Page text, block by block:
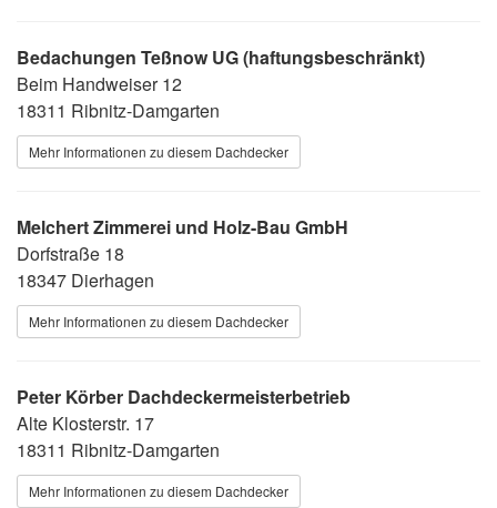
Bedachungen Teßnow UG (haftungsbeschränkt)
Beim Handweiser 12
18311 Ribnitz-Damgarten
Mehr Informationen zu diesem Dachdecker
Melchert Zimmerei und Holz-Bau GmbH
Dorfstraße 18
18347 Dierhagen
Mehr Informationen zu diesem Dachdecker
Peter Körber Dachdeckermeisterbetrieb
Alte Klosterstr. 17
18311 Ribnitz-Damgarten
Mehr Informationen zu diesem Dachdecker